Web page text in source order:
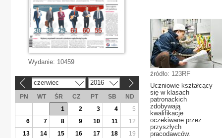
źródło: 123RF
Uczniowie kształcący
się w klasach
patronackich
zdobywają
kwalifikacje
oczekiwane przez
przyszłych
pracodawców.
Wydanie: 10459
czerwiec 2016
PN WT ŚR CZ PT SB
ND
1
2 3 4
5
6
7 8 9 10 11
12
13
14 15 16 17 18
19